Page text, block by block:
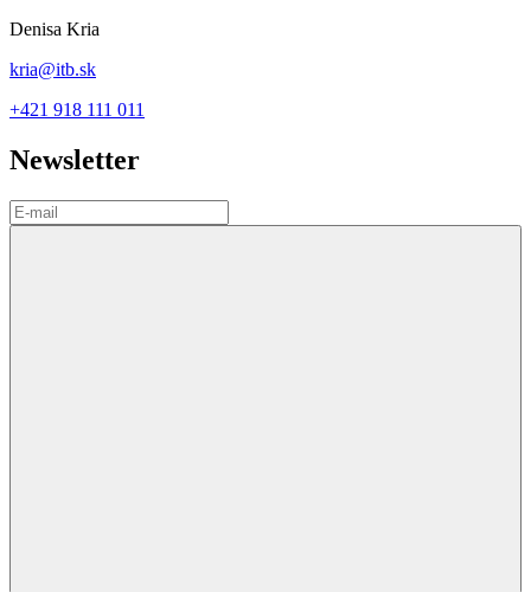
Denisa Kria
kria@itb.sk
+421 918 111 011
Newsletter